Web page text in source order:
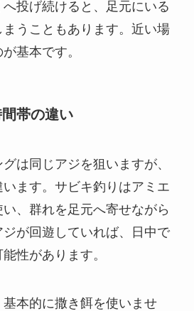
投げ続けると、足元にいる
うこともあります。近い場
基本です。
帯の違い
は同じアジを狙いますが、
ます。サビキ釣りはアミエ
、群れを足元へ寄せながら
が回遊していれば、日中で
性があります。
本的に撒き餌を使いませ